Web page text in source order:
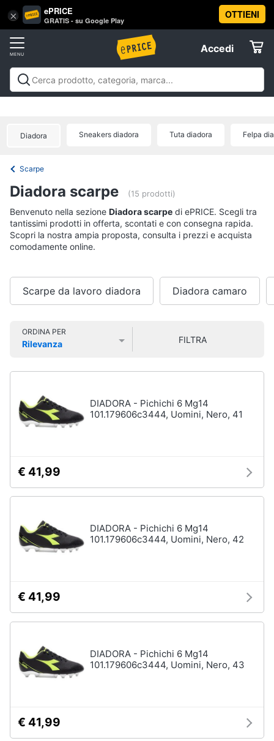
× ePRICE
GRATIS - su Google Play
OTTIENI
Accedi
Accedi
Registrati
Offerte
Tv
e
Home
Cinema
home
Videogiochi
e
Clima
Brico
e
Salute
Beauty
Prima
Fotografia
Vai
al
Abbigliamento
Donna
donna
Felpa
donna
Vedi
tutti
Uomo
Felpa
Cravatta
Piumino
Vedi
tutti
Bambino
Scarpe
bambino
bambina
Vestiti
Vedi
tutti
Scarpe
nike
Anfibi
Diadora Sneakers diadora Tuta diadora Felpa
Scarpe
Diadora scarpe (15 prodotti)
Benvenuto nella sezione Diadora scarpe di ePRICE. Scegli tra
tantissimi prodotti in offerta, scontati e con consegna rapida.
Scopri la nostra ampia proposta, consulta i prezzi e acquista
comodamente online.
Scarpe da lavoro diadora Diadora camaro
ORDINA PER
Rilevanza
FILTRA
DIADORA - Pichichi 6 Mg14
101.179606c3444, Uomini, Nero, 41
€ 41,99
DIADORA - Pichichi 6 Mg14
101.179606c3444, Uomini, Nero, 42
€ 41,99
DIADORA - Pichichi 6 Mg14
101.179606c3444, Uomini, Nero, 43
€ 41,99